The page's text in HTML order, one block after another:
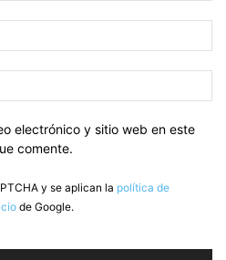
electrónico y sitio web en este
comente.
y se aplican la política de
de Google.